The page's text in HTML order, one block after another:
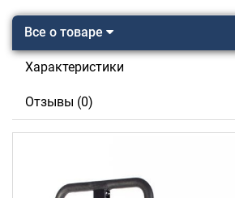
Все о товаре
Характеристики
Отзывы (0)